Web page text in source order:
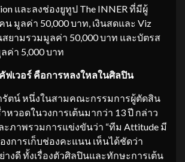
และลงช่องยูทูป The INNER ที่มีผู้
น มูลค่า 50,000 บาท, เงินสดและ Viz
ยามรวมมูลค่า 50,000 บาท และบัตรส
ค่า 5,000 บาท
ฟเวอร์ คือการหลงใหลในศิลปิน
หนึ่งในสามคณะกรรมการผู้ตัดสิน
หวอดในวงการเต้นมากว่า 13 ปี กล่าว
ะภาพรวมการแข่งขันว่า “ทีม Attitude มี
งการเก็บช่องคะแนน เห็นได้ชัดว่า
งดี ทั้งเรื่องตัวศิลปินและทักษะการเต้น